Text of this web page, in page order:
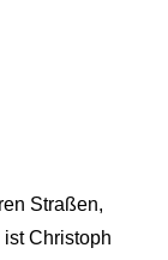
Straßen,
Christoph